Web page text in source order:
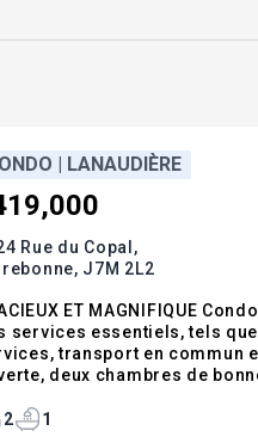
| LANAUDIÈRE
Rue du Copal,
J7M 2L2
ET MAGNIFIQUE
services essentiels, tels
transport en commun
deux chambres de
luminair
2 1